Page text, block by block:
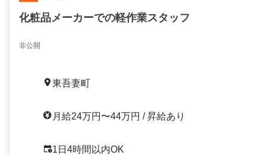
化粧品メーカーでの軽作業スタッフ
非公開
東吾妻町
月給24万円〜44万円 / 昇給あり
1日4時間以内OK